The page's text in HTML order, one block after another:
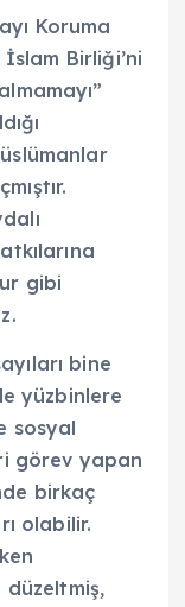
‎Koruma
Birliği’ni
gibi
‎bine
‎yüzbinlere
sosyal
görev yapan
birkaç
olabilir.
düzeltmiş,